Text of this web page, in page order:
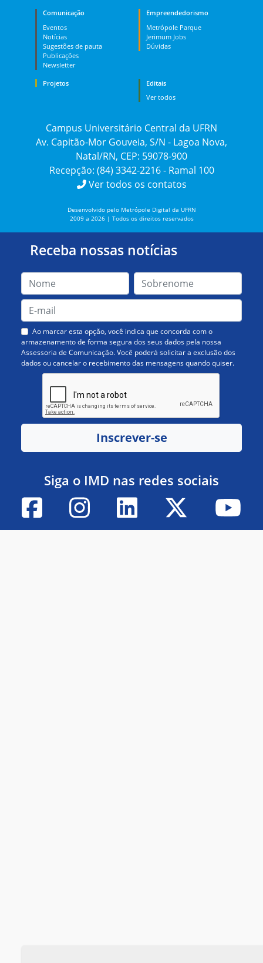
Comunicação
Eventos
Notícias
Sugestões de pauta
Publicações
Newsletter
Empreendedorismo
Metrópole Parque
Jerimum Jobs
Dúvidas
Projetos
Editais
Ver todos
Campus Universitário Central da UFRN
Av. Capitão-Mor Gouveia, S/N - Lagoa Nova,
Natal/RN, CEP: 59078-900
Recepção: (84) 3342-2216 - Ramal 100
Ver todos os contatos
Desenvolvido pelo Metrópole Digital da UFRN
2009 a 2026 | Todos os direitos reservados
Receba nossas notícias
Ao marcar esta opção, você indica que concorda com o
armazenamento de forma segura dos seus dados pela nossa
Assessoria de Comunicação. Você poderá solicitar a exclusão dos
dados ou cancelar o recebimento das mensagens quando quiser.
Inscrever-se
Siga o IMD nas redes sociais